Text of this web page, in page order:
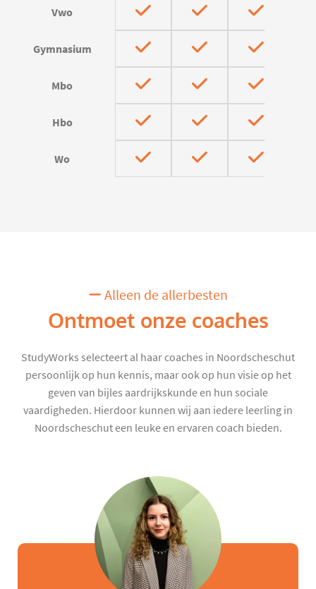
Vwo
Gymnasium
Mbo
Hbo
Wo
Alleen de allerbesten
Ontmoet onze coaches
StudyWorks selecteert al haar coaches in Noordscheschut
persoonlijk op hun kennis, maar ook op hun visie op het
geven van bijles aardrijkskunde en hun sociale
vaardigheden. Hierdoor kunnen wij aan iedere leerling in
Noordscheschut een leuke en ervaren coach bieden.